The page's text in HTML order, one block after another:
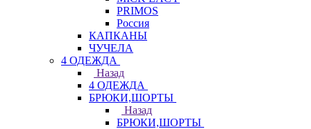
PRIMOS
Россия
КАПКАНЫ
ЧУЧЕЛА
4 ОДЕЖДА
Назад
4 ОДЕЖДА
БРЮКИ,ШОРТЫ
Назад
БРЮКИ,ШОРТЫ